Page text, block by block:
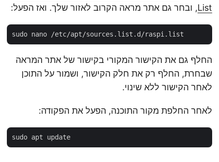
List, ובחר גם אתר מראה הקרוב לאזור שלך. ואז הפעל:
החלף גם את הקישור המקורי בקישור של אתר המראה
שבחרת, החלף רק את חלק הקישור, ושמור על התוכן
לאחר הקישור ללא שינוי.
לאחר החלפת מקור התוכנה, הפעל את הפקודה: